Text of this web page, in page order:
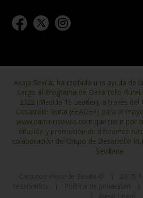
Asaja Sevilla, ha recibido una ayuda de
cargo al Programa de Desarrollo Rural
2022 (Medida 19 Leader), a través del
Desarrollo Rural (FEADER) para el
www.caminosvivos.com que tiene por
difusión y promoción de diferentes
colaboración del Grupo de Desarrollo
Sevillana